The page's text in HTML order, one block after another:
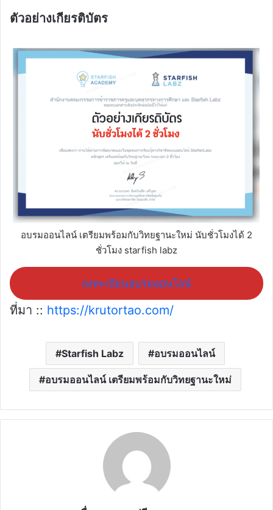
ตัวอย่างเกียรติบัตร
อบรมออนไลน์ เตรียมพร้อมกับวิทยฐานะใหม่ นับชั่วโมงได้ 2
ชั่วโมง starfish labz
ลงทะเบียนอบรมออนไลน์
ที่มา :: https://krutortao.com/
Starfish Labz อบรมออนไลน์
อบรมออนไลน์ เตรียมพร้อมกับวิทยฐานะใหม่